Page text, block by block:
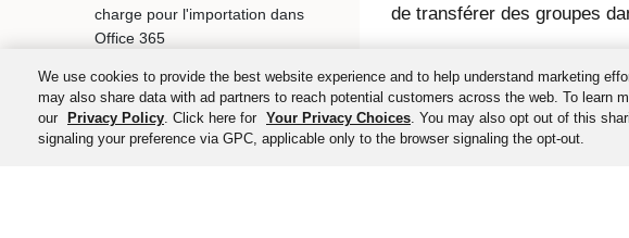
charge pour l'importation dans
Office 365
Rubriques sur l'intégration
avancée pour Office 365
FAQ sur Office 365
de transférer des groupes
We use cookies to provide the best website experience and to help understand marketing
may also share data with ad partners to reach potential customers across the web. To learn
our
Privacy Policy. Click here for Your Privacy Choices. You may also opt out of this
signaling your preference via GPC, applicable only to the browser signaling the opt-out.